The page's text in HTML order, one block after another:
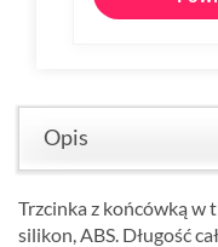
Opis
Trzcinka z końcówką w
silikon, ABS. Długość